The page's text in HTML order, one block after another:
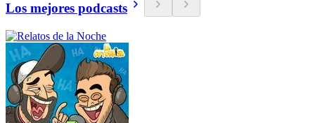
Los mejores podcasts